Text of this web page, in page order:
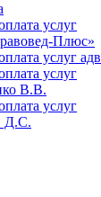
услуг
Плюс»
услуг
услуг
В.В.
услуг
Д.С.